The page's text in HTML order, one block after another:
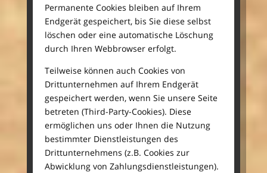
Permanente Cookies bleiben auf Ihrem
Endgerät gespeichert, bis Sie diese selbst
löschen oder eine automatische Löschung
durch Ihren Webbrowser erfolgt.
Teilweise können auch Cookies von
Drittunternehmen auf Ihrem Endgerät
gespeichert werden, wenn Sie unsere Seite
betreten (Third-Party-Cookies). Diese
ermöglichen uns oder Ihnen die Nutzung
bestimmter Dienstleistungen des
Drittunternehmens (z.B. Cookies zur
Abwicklung von Zahlungsdienstleistungen).